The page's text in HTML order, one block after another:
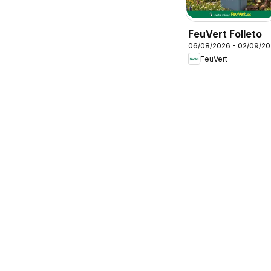
FeuVert Folleto
06/08/2026 - 02/09/
FeuVert